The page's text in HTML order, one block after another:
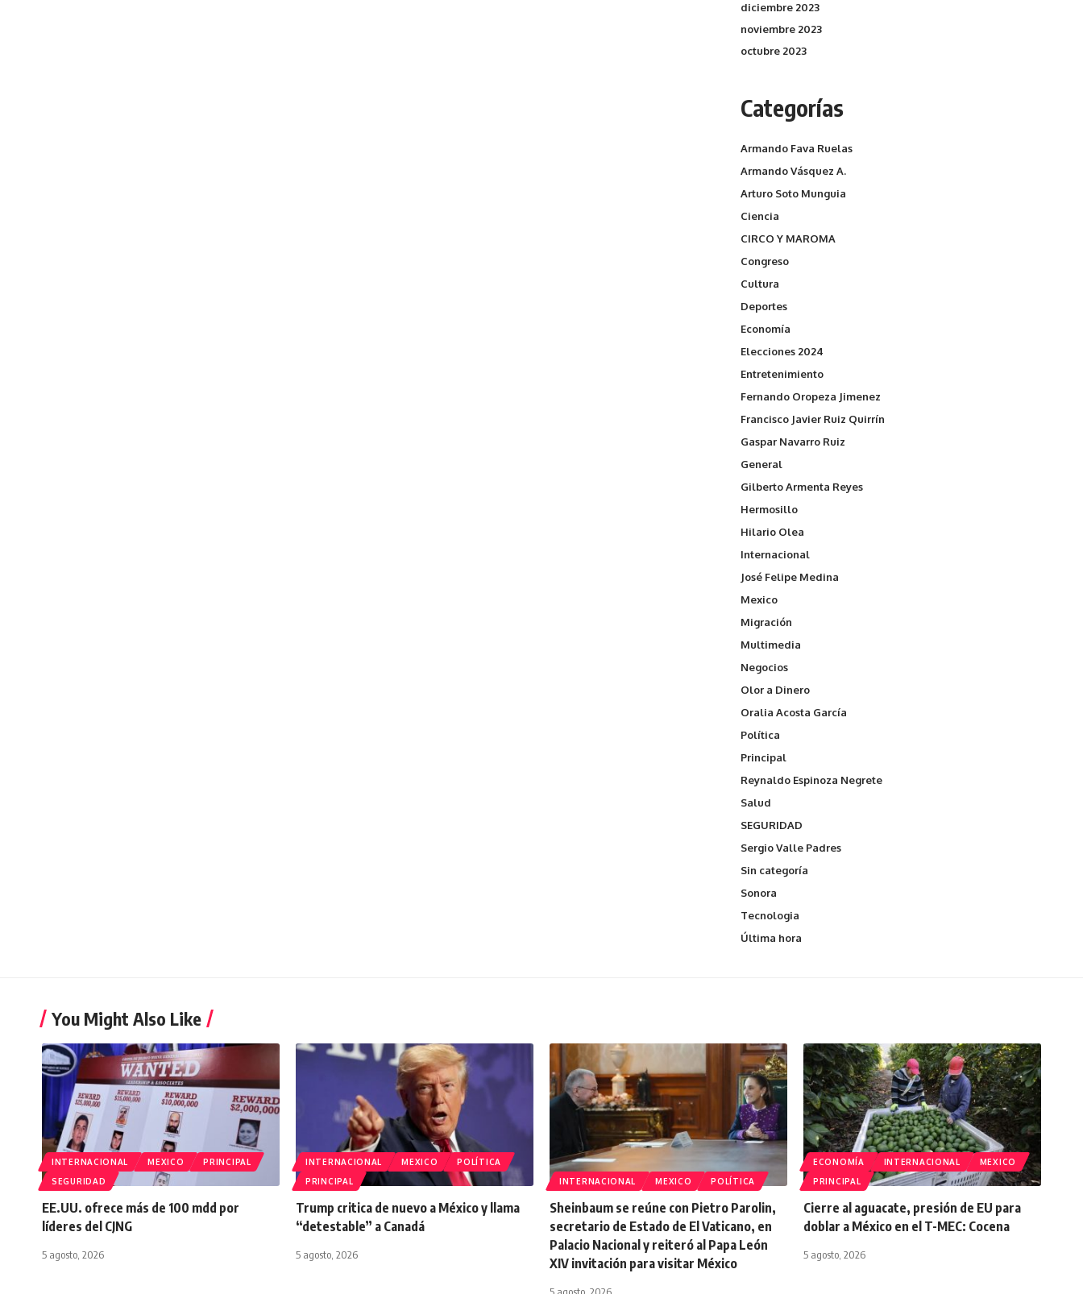
diciembre 2023
noviembre 2023
octubre 2023
Categorías
Armando Fava Ruelas
Armando Vásquez A.
Arturo Soto Munguia
Ciencia
CIRCO Y MAROMA
Congreso
Cultura
Deportes
Economía
Elecciones 2024
Entretenimiento
Fernando Oropeza Jimenez
Francisco Javier Ruiz Quirrín
Gaspar Navarro Ruiz
General
Gilberto Armenta Reyes
Hermosillo
Hilario Olea
Internacional
José Felipe Medina
Mexico
Migración
Multimedia
Negocios
Olor a Dinero
Oralia Acosta García
Política
Principal
Reynaldo Espinoza Negrete
Salud
SEGURIDAD
Sergio Valle Padres
Sin categoría
Sonora
Tecnologia
Última hora
You Might Also Like
INTERNACIONAL MEXICO
PRINCIPAL
SEGURIDAD
EE.UU. ofrece más de 100 mdd por
líderes del CJNG
5 agosto, 2026
INTERNACIONAL MEXICO
POLÍTICA
PRINCIPAL
Trump critica de nuevo a México y llama
“detestable” a Canadá
5 agosto, 2026
INTERNACIONAL MEXICO POLÍTICA
Sheinbaum se reúne con Pietro Parolin,
secretario de Estado de El Vaticano, en
Palacio Nacional y reiteró al Papa León
XIV invitación para visitar México
ECONOMÍA INTERNACIONAL
MEXICO
PRINCIPAL
Cierre al aguacate, presión de EU para
doblar a México en el T-MEC: Cocena
5 agosto, 2026